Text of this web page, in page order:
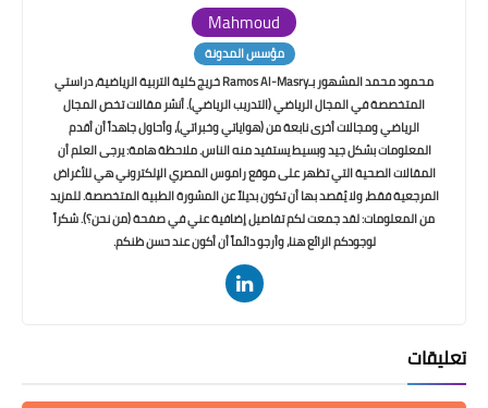
Mahmoud
مؤسس المدونة
محمود محمد المشهور بـRamos Al-Masry خريج كلية التربية الرياضية، دراستي
المتخصصة في المجال الرياضي (التدريب الرياضي). أنشر مقالات تخص المجال
الرياضي ومجالات أخرى نابعة من (هواياتي وخبراتي)، وأحاول جاهداً أن أقدم
المعلومات بشكل جيد وبسيط يستفيد منه الناس. ملاحظة هامة: يرجى العلم أن
المقالات الصحية التي تظهر على موقع راموس المصري الإلكتروني هي للأغراض
المرجعية فقط، ولا يُقصد بها أن تكون بديلاً عن المشورة الطبية المتخصصة. للمزيد
من المعلومات: لقد جمعت لكم تفاصيل إضافية عني في صفحة (من نحن؟). شكراً
لوجودكم الرائع هنا، وأرجو دائماً أن أكون عند حسن ظنكم.
تعليقات